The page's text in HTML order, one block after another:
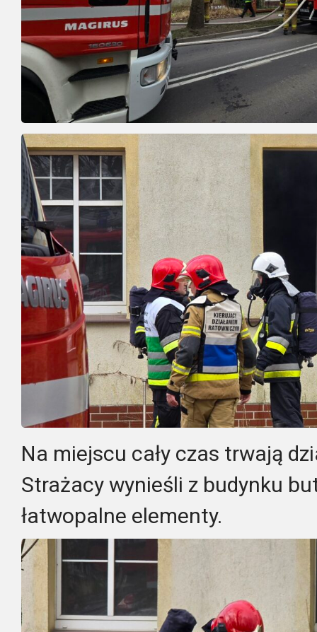
Na miejscu cały czas trwają
Strażacy wynieśli z budynku
łatwopalne elementy.